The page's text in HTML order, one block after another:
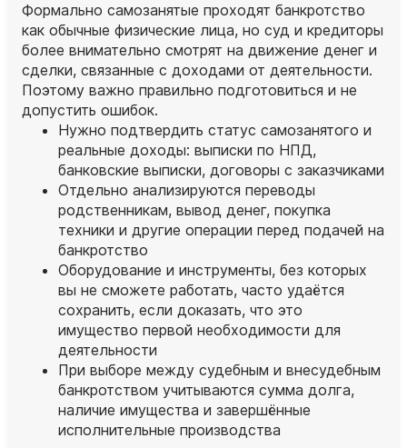
Формально самозанятые проходят банкротство
как обычные физические лица, но суд и кредиторы
более внимательно смотрят на движение денег и
сделки, связанные с доходами от деятельности.
Поэтому важно правильно подготовиться и не
допустить ошибок.
Нужно подтвердить статус самозанятого и
реальные доходы: выписки по НПД,
банковские выписки, договоры с заказчиками
Отдельно анализируются переводы
родственникам, вывод денег, покупка
техники и другие операции перед подачей на
банкротство
Оборудование и инструменты, без которых
вы не сможете работать, часто удаётся
сохранить, если доказать, что это
имущество первой необходимости для
деятельности
При выборе между судебным и внесудебным
банкротством учитываются сумма долга,
наличие имущества и завершённые
исполнительные производства